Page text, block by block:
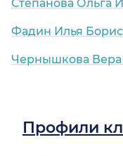
Степанова Ольга
Фадин Илья
Чернышкова Вера
Профили